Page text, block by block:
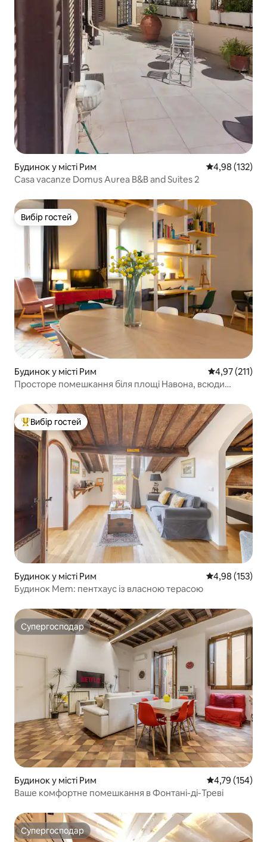
Будинок у місті Рим Середня
4,98 (132)
Casa vacanze Domus Aurea B&B and Suites 2
Вибір гостей
Вибір гостей
Будинок у місті Рим Середня
4,97 (211)
Просторе помешкання біля площі Навона, всюди
Топ вибір гостей
Вибір гостей
Будинок у місті Рим Середня
4,98 (153)
Будинок Mem: пентхаус із власною терасою
Супергосподар
Супергосподар
Будинок у місті Рим Середня
4,79 (154)
Ваше комфортне помешкання в Фонтані-ді-Треві
Супергосподар
Супергосподар